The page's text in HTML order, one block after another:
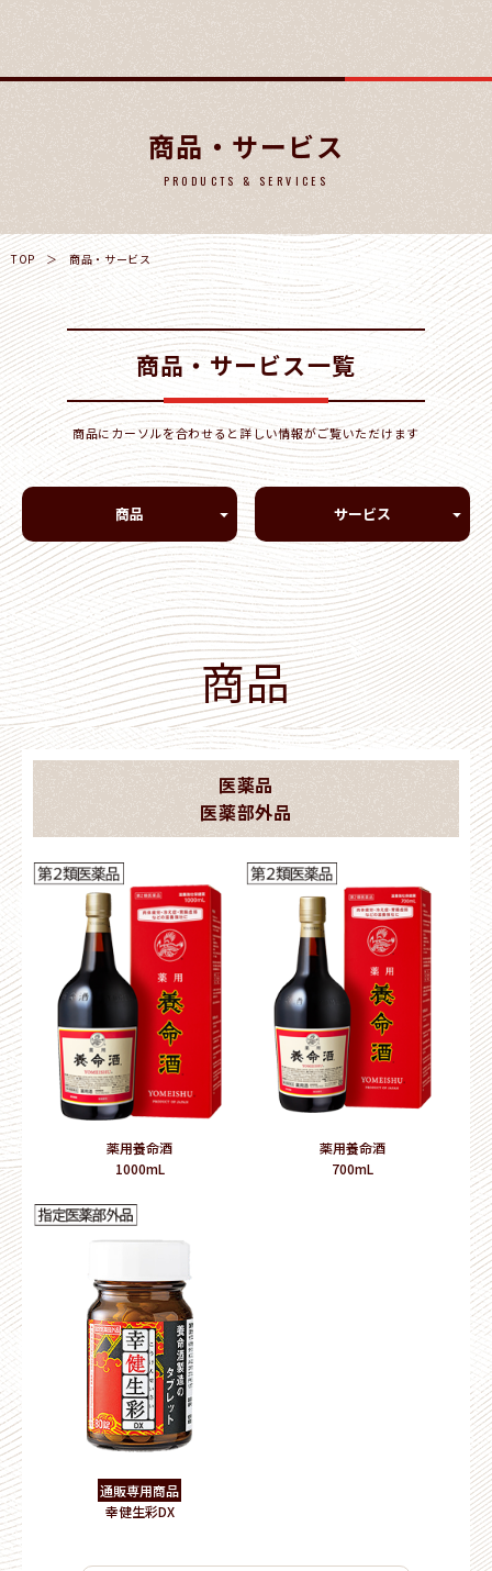
商品・サービス
PRODUCTS & SERVICES
TOP ＞ 商品・サービス
商品・サービス一覧
商品にカーソルを合わせると詳しい情報がご覧いただけます
商品 サービス
商品
医薬品
医薬部外品
薬用養命酒
1000mL
薬用養命酒
700mL
通販専用商品
幸健生彩DX